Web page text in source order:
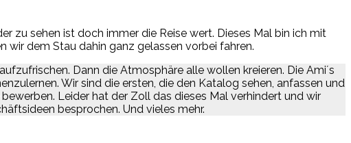
zu sehen ist doch immer die Reise wert. Dieses Mal bin ich mit
wir dem Stau dahin ganz gelassen vorbei fahren.
Dann die Atmosphäre alle wollen kreieren. Die Ami´s
Wir sind die ersten, die den Katalog sehen, anfassen und
Leider hat der Zoll das dieses Mal verhindert und wir
besprochen. Und vieles mehr.